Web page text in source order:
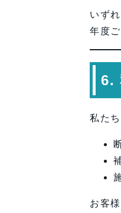
いず
年度
6.
私た
お客